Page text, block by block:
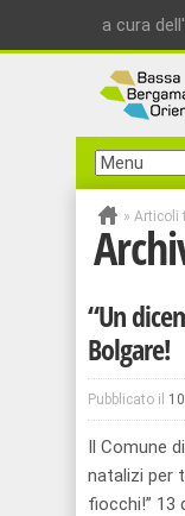
a cura
» Articoli
“Un
Bolgare!
Pubblicato il
Il Comune
natalizi per
fiocchi!” 13